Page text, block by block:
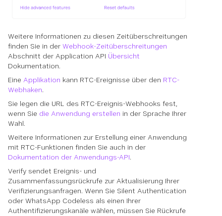
Weitere Informationen zu diesen Zeitüberschreitungen
finden Sie in der Webhook-Zeitüberschreitungen
Abschnitt der Application API Übersicht
Dokumentation.
Eine Applikation kann RTC-Ereignisse über den RTC-
Webhaken.
Sie legen die URL des RTC-Ereignis-Webhooks fest,
wenn Sie die Anwendung erstellen in der Sprache Ihrer
Wahl.
Weitere Informationen zur Erstellung einer Anwendung
mit RTC-Funktionen finden Sie auch in der
Dokumentation der Anwendungs-API.
Verify sendet Ereignis- und
Zusammenfassungsrückrufe zur Aktualisierung Ihrer
Verifizierungsanfragen. Wenn Sie Silent Authentication
oder WhatsApp Codeless als einen Ihrer
Authentifizierungskanäle wählen, müssen Sie Rückrufe